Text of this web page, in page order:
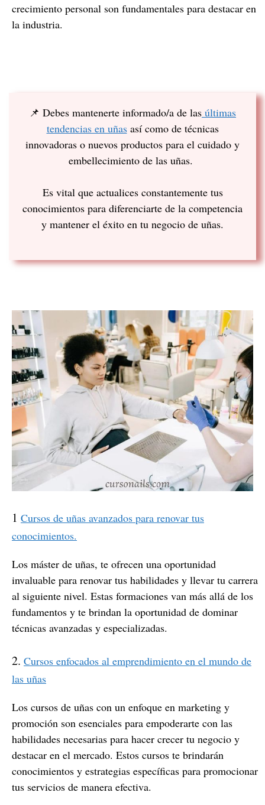
crecimiento personal son fundamentales para destacar en
la industria.
📌 Debes mantenerte informado/a de las últimas
tendencias en uñasasí como de técnicas
innovadoras o nuevos productos para el cuidado y
embellecimiento de las uñas.
Es vital que actualices constantemente tus
conocimientos para diferenciarte de la competencia
y mantener el éxito en tu negocio de uñas.
1 Cursos de uñas avanzados para renovar tus
conocimientos.
Los máster de uñas, te ofrecen una oportunidad
invaluable para renovar tus habilidades y llevar tu carrera
al siguiente nivel. Estas formaciones van más allá de los
fundamentos y te brindan la oportunidad de dominar
técnicas avanzadas y especializadas.
2. Cursos enfocados al emprendimiento en el mundo de
las uñas
Los cursos de uñas con un enfoque en marketing y
promoción son esenciales para empoderarte con las
habilidades necesarias para hacer crecer tu negocio y
destacar en el mercado. Estos cursos te brindarán
conocimientos y estrategias específicas para promocionar
tus servicios de manera efectiva.